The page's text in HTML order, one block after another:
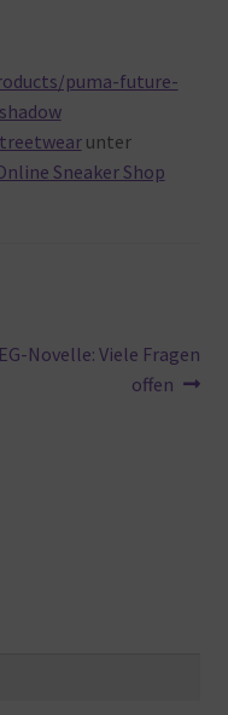
puma-future-
unter
Sneaker Shop
Novelle: Viele Fragen
offen